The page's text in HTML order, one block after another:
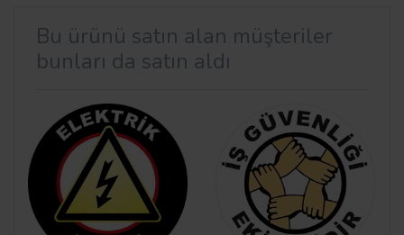
Bu ürünü satın alan müşteriler
bunları da satın aldı